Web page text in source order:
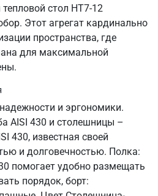
стол HT7-12
Этот агрегат кардинально
пространства, где
для максимальной
и эргономики.
AISI 430 и столешницы –
430, известная своей
и долговечностью. Полка:
помогает удобно размещать
порядок, борт: